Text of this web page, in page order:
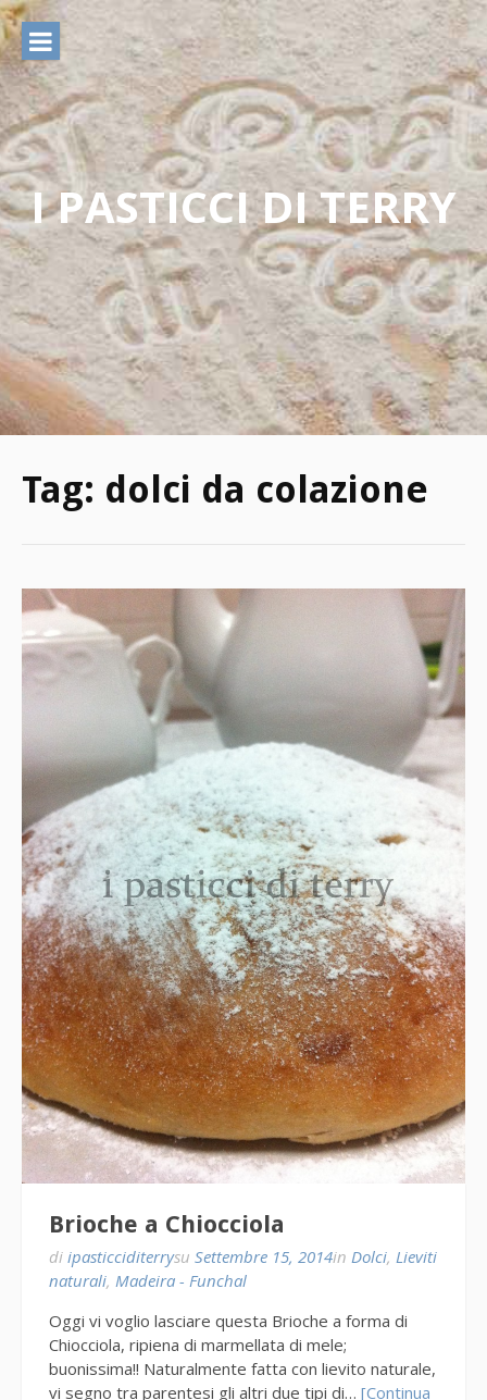
Vai
al
contenuto
I PASTICCI DI TERRY
Tag: dolci da colazione
Brioche a Chiocciola
di ipasticciditerrysu Settembre 15, 2014in Dolci, Lieviti
naturali, Madeira - Funchal
Oggi vi voglio lasciare questa Brioche a forma di
Chiocciola, ripiena di marmellata di mele;
buonissima!! Naturalmente fatta con lievito naturale,
vi segno tra parentesi gli altri due tipi di… [Continua